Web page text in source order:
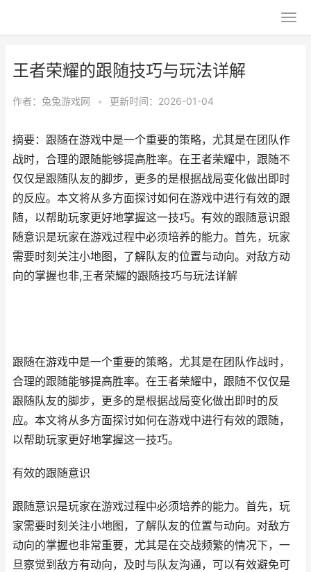
王者荣耀的跟随技巧与玩法详解
作者： 兔兔游戏网 • 更新时间：2026-01-04
摘要：跟随在游戏中是一个重要的策略，尤其是在团队作
战时，合理的跟随能够提高胜率。在王者荣耀中，跟随不
仅仅是跟随队友的脚步，更多的是根据战局变化做出即时
的反应。本文将从多方面探讨如何在游戏中进行有效的跟
随，以帮助玩家更好地掌握这一技巧。有效的跟随意识跟
随意识是玩家在游戏过程中必须培养的能力。首先，玩家
需要时刻关注小地图，了解队友的位置与动向。对敌方动
向的掌握也非,王者荣耀的跟随技巧与玩法详解
跟随在游戏中是一个重要的策略，尤其是在团队作战时，
合理的跟随能够提高胜率。在王者荣耀中，跟随不仅仅是
跟随队友的脚步，更多的是根据战局变化做出即时的反
应。本文将从多方面探讨如何在游戏中进行有效的跟随，
以帮助玩家更好地掌握这一技巧。
有效的跟随意识
跟随意识是玩家在游戏过程中必须培养的能力。首先，玩
家需要时刻关注小地图，了解队友的位置与动向。对敌方
动向的掌握也非常重要，尤其是在交战频繁的情况下，一
旦察觉到敌方有动向，及时与队友沟通，可以有效避免可